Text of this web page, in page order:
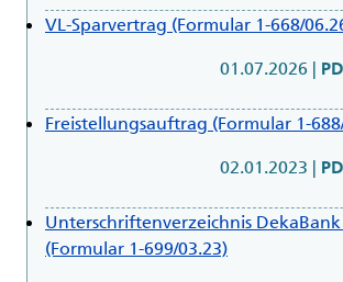
VL-Sparvertrag (Formular 1-668/
01.07.2026 |
Freistellungsauftrag (Formular 1-
02.01.2023 |
Unterschriftenverzeichnis
(Formular 1-699/03.23)